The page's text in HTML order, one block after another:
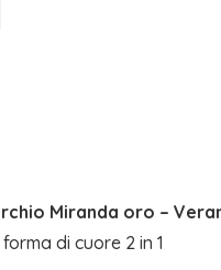
Miranda oro –
di cuore 2 in 1